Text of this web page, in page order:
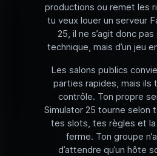
productions ou remet les
tu veux louer un serveur
25, il ne s’agit donc
technique, mais d’un jeu
Les salons publics
parties rapides, mais ils
contrôle. Ton propre
Simulator 25 tourne selon
tes slots, tes règles et
ferme. Ton groupe
d’attendre qu’un hôte